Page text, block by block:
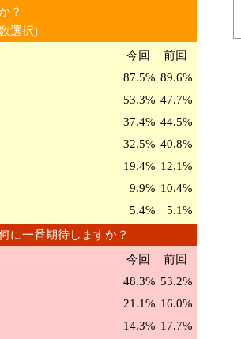
？
選択)
今回
前回
87.5% 89.6%
53.3% 47.7%
37.4% 44.5%
32.5% 40.8%
19.4% 12.1%
9.9% 10.4%
5.4%
5.1%
に一番期待しますか？
今回
前回
48.3% 53.2%
21.1% 16.0%
14.3% 17.7%